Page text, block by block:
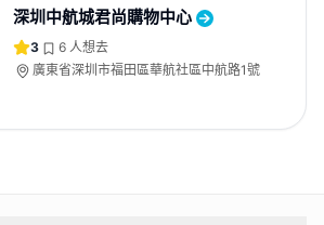
深圳中航城君尚購物中心
3 6 人想去
廣東省深圳市福田區華航社區中航路1號